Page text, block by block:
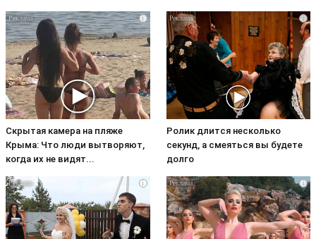
i
Скрытая камера на пляже
Крыма: Что люди вытворяют,
когда их не видят...
i
Ролик длится несколько
секунд, а смеяться вы будете
долго
i i